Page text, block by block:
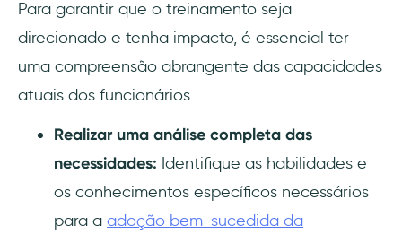
Para garantir que o treinamento seja
direcionado e tenha impacto, é essencial ter
uma compreensão abrangente das capacidades
atuais dos funcionários.
Realizar uma análise completa das
necessidades: Identifique as habilidades e
os conhecimentos específicos necessários
para a adoção bem-sucedida da